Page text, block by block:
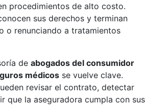
procedimientos de alto costo.
sus derechos y terminan
o renunciando a tratamientos
de abogados del consumidor
médicos se vuelve clave.
revisar el contrato, detectar
que la aseguradora cumpla con sus